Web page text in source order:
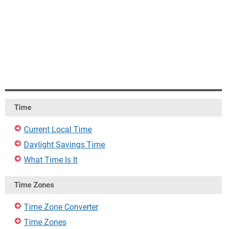
Time
Current Local Time
Daylight Savings Time
What Time Is It
Time Zones
Time Zone Converter
Time Zones